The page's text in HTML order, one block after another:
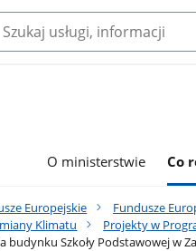
O ministerstwie Co
Europejskie
Fundusze
Klimatu
Projekty w
Szkoły Podstawowej w